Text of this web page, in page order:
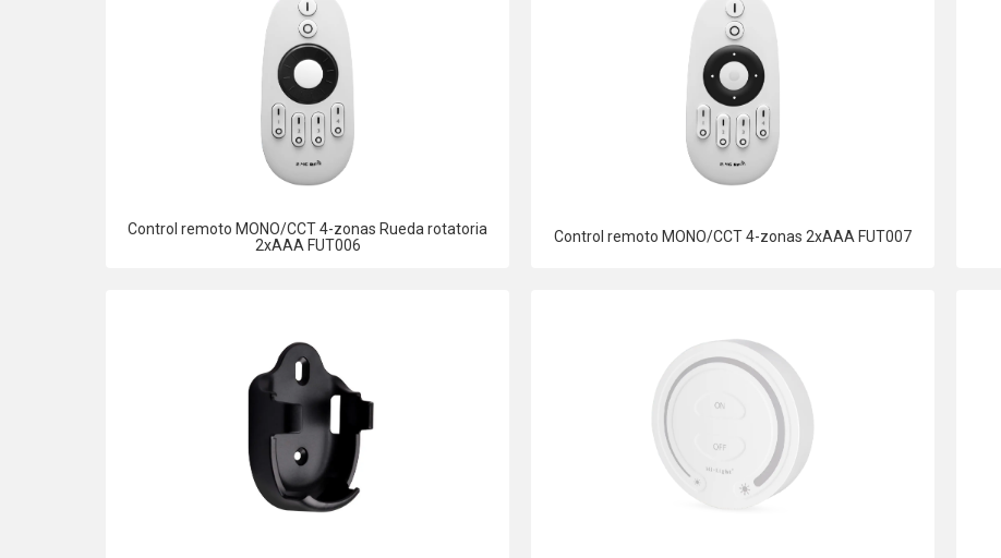
Control remoto MONO/CCT 4-zonas Rueda rotatoria
2xAAA FUT006
Control remoto MONO/CCT 4-zonas 2xAAA FUT007